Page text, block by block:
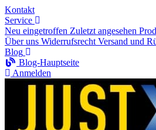
Kontakt
Service
Neu eingetroffen Zuletzt angesehen
Über uns Widerrufsrecht Versand und
Blog
Blog-Hauptseite
Anmelden